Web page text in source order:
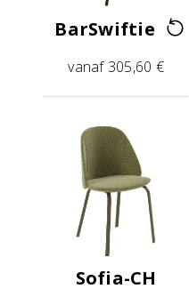
BarSwiftie
vanaf 305,60 €
Sofia-CH